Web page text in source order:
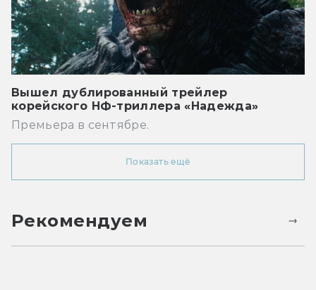
Вышел дублированный трейлер
корейского НФ-триллера «Надежда»
Премьера в сентябре.
Показать ещё
Рекомендуем